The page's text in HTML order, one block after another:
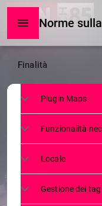
TG
Norme
Norme
sulla
privacy
Finalità
Plugin Maps
Funzionalità
Locale
Gestione dei tag